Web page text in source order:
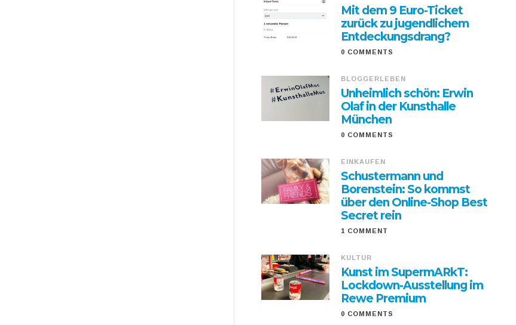
Mit dem 9 Euro-Ticket
zurück zu jugendlichem
Entdeckungsdrang?
0 COMMENTS
BLOGGERLEBEN
Unheimlich schön: Erwin
Olaf in der Kunsthalle
München
0 COMMENTS
EINKAUFEN
Schustermann und
Borenstein: So kommst
über den Online-Shop Best
Secret rein
1 COMMENT
KULTUR
Kunst im SupermARkT:
Lockdown-Ausstellung im
Rewe Premium
0 COMMENTS